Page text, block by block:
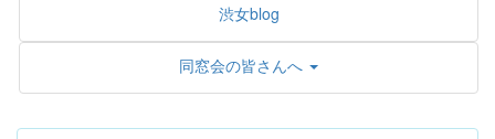
渋女blog
同窓会の皆さんへ